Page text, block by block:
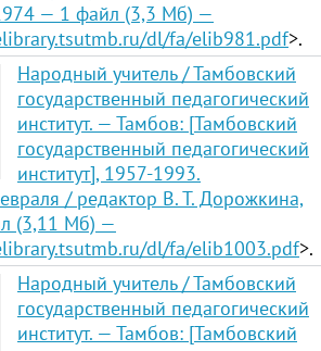
— 1 файл (3,3 Мб) —
dl/fa/elib981.pdf>.
Народный учитель / Тамбовский
государственный педагогический
институт. — Тамбов: [Тамбовский
государственный педагогический
институт], 1957-1993.
/ редактор В. Т. Дорожкина,
(3,11 Мб) —
dl/fa/elib1003.pdf>.
Народный учитель / Тамбовский
государственный педагогический
институт. — Тамбов: [Тамбовский